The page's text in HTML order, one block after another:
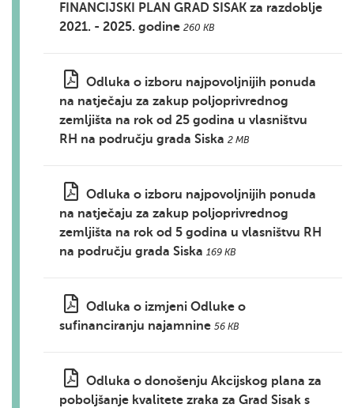
FINANCIJSKI PLAN GRAD SISAK za razdoblje
2021. - 2025. godine 260 KB
Odluka o izboru najpovoljnijih ponuda
na natječaju za zakup poljoprivrednog
zemljišta na rok od 25 godina u vlasništvu
RH na području grada Siska 2 MB
Odluka o izboru najpovoljnijih ponuda
na natječaju za zakup poljoprivrednog
zemljišta na rok od 5 godina u vlasništvu RH
na području grada Siska 169 KB
Odluka o izmjeni Odluke o
sufinanciranju najamnine 56 KB
Odluka o donošenju Akcijskog plana za
poboljšanje kvalitete zraka za Grad Sisak s